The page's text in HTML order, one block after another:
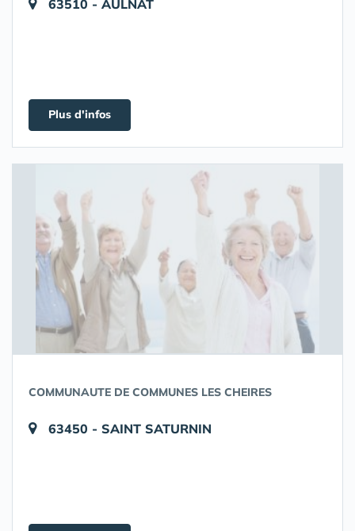
63510 - AULNAT
Plus d'infos
COMMUNAUTE DE COMMUNES LES CHEIRES
63450 - SAINT SATURNIN